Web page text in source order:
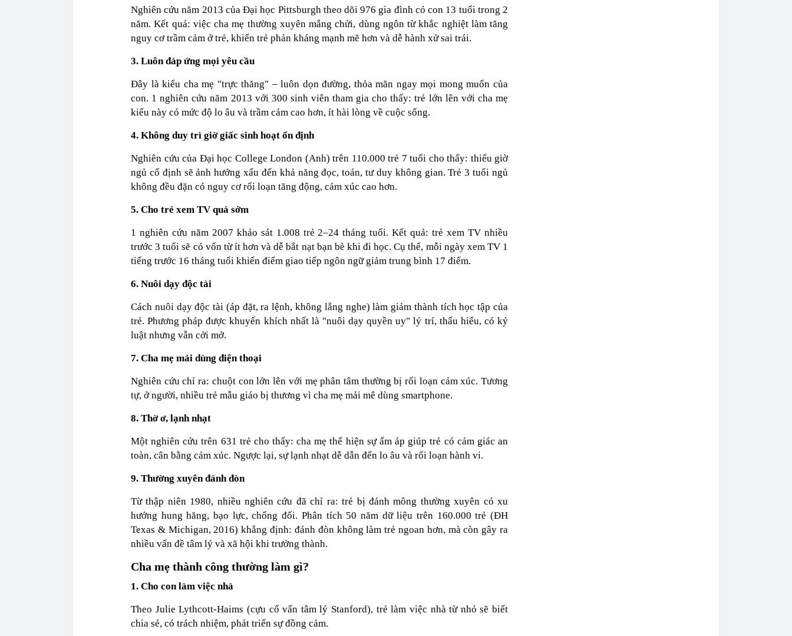
Nghiên cứu năm 2013 của Đại học Pittsburgh theo dõi 976 gia đình có con 13 tuổi trong 2
năm. Kết quả: việc cha mẹ thường xuyên mắng chửi, dùng ngôn từ khắc nghiệt làm tăng
nguy cơ trầm cảm ở trẻ, khiến trẻ phản kháng mạnh mẽ hơn và dễ hành xử sai trái.
3. Luôn đáp ứng mọi yêu cầu
Đây là kiểu cha mẹ "trực thăng" – luôn dọn đường, thỏa mãn ngay mọi mong muốn của
con. 1 nghiên cứu năm 2013 với 300 sinh viên tham gia cho thấy: trẻ lớn lên với cha mẹ
kiểu này có mức độ lo âu và trầm cảm cao hơn, ít hài lòng về cuộc sống.
4. Không duy trì giờ giấc sinh hoạt ổn định
Nghiên cứu của Đại học College London (Anh) trên 110.000 trẻ 7 tuổi cho thấy: thiếu giờ
ngủ cố định sẽ ảnh hưởng xấu đến khả năng đọc, toán, tư duy không gian. Trẻ 3 tuổi ngủ
không đều đặn có nguy cơ rối loạn tăng động, cảm xúc cao hơn.
5. Cho trẻ xem TV quá sớm
1 nghiên cứu năm 2007 khảo sát 1.008 trẻ 2–24 tháng tuổi. Kết quả: trẻ xem TV nhiều
trước 3 tuổi sẽ có vốn từ ít hơn và dễ bắt nạt bạn bè khi đi học. Cụ thể, mỗi ngày xem TV 1
tiếng trước 16 tháng tuổi khiến điểm giao tiếp ngôn ngữ giảm trung bình 17 điểm.
6. Nuôi dạy độc tài
Cách nuôi dạy độc tài (áp đặt, ra lệnh, không lắng nghe) làm giảm thành tích học tập của
trẻ. Phương pháp được khuyến khích nhất là "nuôi dạy quyền uy" lý trí, thấu hiểu, có kỷ
luật nhưng vẫn cởi mở.
7. Cha mẹ mải dùng điện thoại
Nghiên cứu chỉ ra: chuột con lớn lên với mẹ phân tâm thường bị rối loạn cảm xúc. Tương
tự, ở người, nhiều trẻ mẫu giáo bị thương vì cha mẹ mải mê dùng smartphone.
8. Thờ ơ, lạnh nhạt
Một nghiên cứu trên 631 trẻ cho thấy: cha mẹ thể hiện sự ấm áp giúp trẻ có cảm giác an
toàn, cân bằng cảm xúc. Ngược lại, sự lạnh nhạt dễ dẫn đến lo âu và rối loạn hành vi.
9. Thường xuyên đánh đòn
Từ thập niên 1980, nhiều nghiên cứu đã chỉ ra: trẻ bị đánh mông thường xuyên có xu
hướng hung hăng, bạo lực, chống đối. Phân tích 50 năm dữ liệu trên 160.000 trẻ (ĐH
Texas & Michigan, 2016) khẳng định: đánh đòn không làm trẻ ngoan hơn, mà còn gây ra
nhiều vấn đề tâm lý và xã hội khi trưởng thành.
Cha mẹ thành công thường làm gì?
1. Cho con làm việc nhà
Theo Julie Lythcott-Haims (cựu cố vấn tâm lý Stanford), trẻ làm việc nhà từ nhỏ sẽ biết
chia sẻ, có trách nhiệm, phát triển sự đồng cảm.